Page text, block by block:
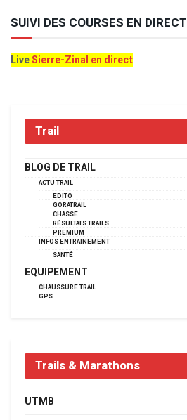
SUIVI DES COURSES EN DIRECT
LiveSierre-Zinal en direct
Trail
BLOG DE TRAIL
ACTU TRAIL
EDITO
GORATRAIL
CHASSE
RÉSULTATS TRAILS
PREMIUM
INFOS ENTRAINEMENT
SANTÉ
EQUIPEMENT
CHAUSSURE TRAIL
GPS
Trails & Marathons
UTMB